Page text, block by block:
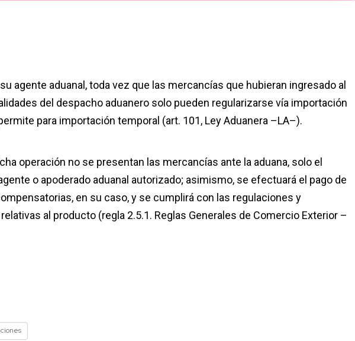
agente aduanal, toda vez que las mercancías que hubieran ingresado al
del despacho aduanero solo pueden regularizarse vía importación
para importación temporal (art. 101, Ley Aduanera –LA–).
operación no se presentan las mercancías ante la aduana, solo el
o apoderado aduanal autorizado; asimismo, se efectuará el pago de
en su caso, y se cumplirá con las regulaciones y
al producto (regla 2.5.1. Reglas Generales de Comercio Exterior –